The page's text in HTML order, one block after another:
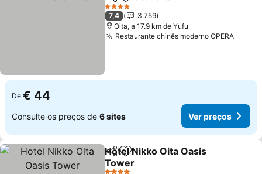
Adicionar aos favoritos
4 Estrelas
7,4
3.759
Oita, a 17.9 km de Yufu
Restaurante chinês moderno OPERAVer
De € 44
Consulte os preços de 6 sites Ver preços
PartilharAdicionar aos favoritos
Hotel Nikko Oita Oasis
Tower